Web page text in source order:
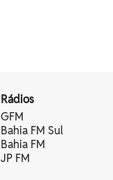
Rádios
GFM
Bahia FM Sul
Bahia FM
JP FM